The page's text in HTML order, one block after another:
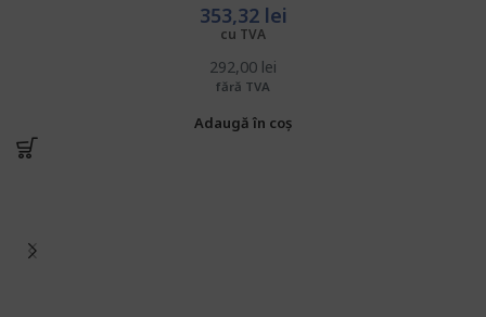
292,00 lei
fără TVA
353,32 lei
cu TVA
Adaugă în coș